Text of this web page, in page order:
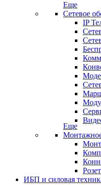
Еще
Сетевое
IP
Еще
ИБП и силовая